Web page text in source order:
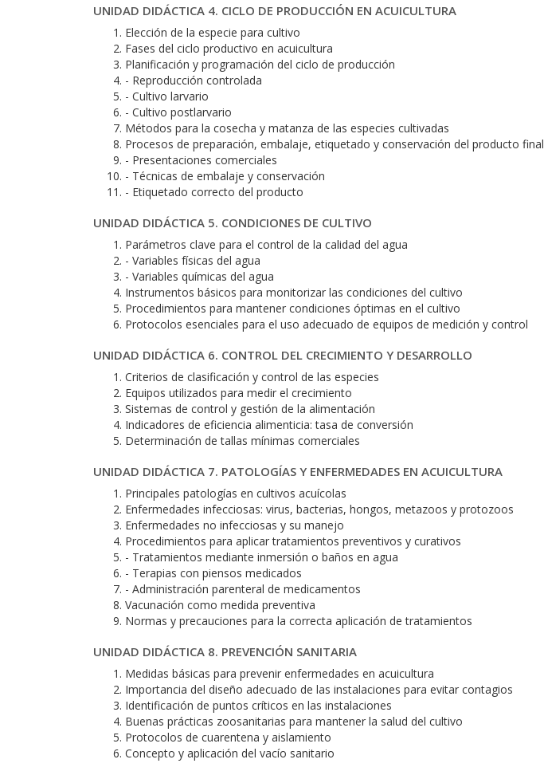
UNIDAD DIDÁCTICA 4. CICLO DE PRODUCCIÓN EN ACUICULTURA
Elección de la especie para cultivo
Fases del ciclo productivo en acuicultura
Planificación y programación del ciclo de producción
- Reproducción controlada
- Cultivo larvario
- Cultivo postlarvario
Métodos para la cosecha y matanza de las especies cultivadas
Procesos de preparación, embalaje, etiquetado y conservación del producto final
- Presentaciones comerciales
- Técnicas de embalaje y conservación
- Etiquetado correcto del producto
UNIDAD DIDÁCTICA 5. CONDICIONES DE CULTIVO
Parámetros clave para el control de la calidad del agua
- Variables físicas del agua
- Variables químicas del agua
Instrumentos básicos para monitorizar las condiciones del cultivo
Procedimientos para mantener condiciones óptimas en el cultivo
Protocolos esenciales para el uso adecuado de equipos de medición y control
UNIDAD DIDÁCTICA 6. CONTROL DEL CRECIMIENTO Y DESARROLLO
Criterios de clasificación y control de las especies
Equipos utilizados para medir el crecimiento
Sistemas de control y gestión de la alimentación
Indicadores de eficiencia alimenticia: tasa de conversión
Determinación de tallas mínimas comerciales
UNIDAD DIDÁCTICA 7. PATOLOGÍAS Y ENFERMEDADES EN ACUICULTURA
Principales patologías en cultivos acuícolas
Enfermedades infecciosas: virus, bacterias, hongos, metazoos y protozoos
Enfermedades no infecciosas y su manejo
Procedimientos para aplicar tratamientos preventivos y curativos
- Tratamientos mediante inmersión o baños en agua
- Terapias con piensos medicados
- Administración parenteral de medicamentos
Vacunación como medida preventiva
Normas y precauciones para la correcta aplicación de tratamientos
UNIDAD DIDÁCTICA 8. PREVENCIÓN SANITARIA
Medidas básicas para prevenir enfermedades en acuicultura
Importancia del diseño adecuado de las instalaciones para evitar contagios
Identificación de puntos críticos en las instalaciones
Buenas prácticas zoosanitarias para mantener la salud del cultivo
Protocolos de cuarentena y aislamiento
Concepto y aplicación del vacío sanitario